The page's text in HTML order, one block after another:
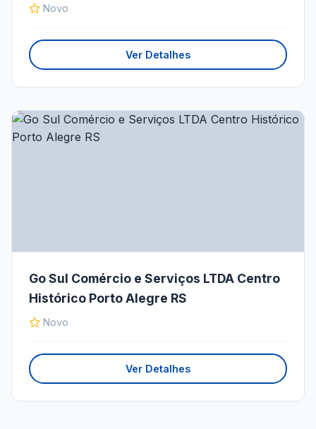
Novo
Ver Detalhes
Go Sul Comércio e Serviços LTDA Centro
Histórico Porto Alegre RS
Novo
Ver Detalhes